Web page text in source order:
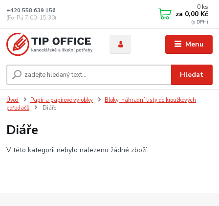
Menu
Hledat
+420 558 639 156
(Po–Pá 7:00–15:30)
0 ks
za 0,00 Kč
Úvod Papír a papírové výrobky
Bloky, náhradní listy do kroužkových
pořadačů
Diáře
Diáře
V této kategorii nebylo nalezeno žádné zboží.